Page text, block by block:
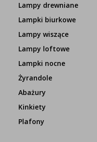
Lampy drewniane
Lampki biurkowe
Lampy wiszące
Lampy loftowe
Lampki nocne
Żyrandole
Abażury
Kinkiety
Plafony